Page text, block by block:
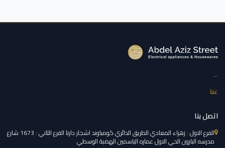
...
عننا
اتصل بنا
الفرع الاول : زهراء المعادي الطريق الدائري كومباوند اشجار دارنا الفرع الثاني : 1673 شارع
مدرسه البارون الحي الاول عماره الياسمين الهضبة الوسطي